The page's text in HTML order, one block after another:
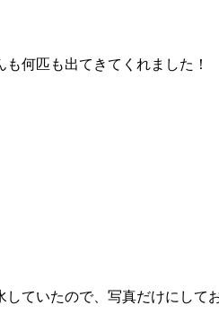
何匹も出てきてくれました！
ていたので、写真だけにして